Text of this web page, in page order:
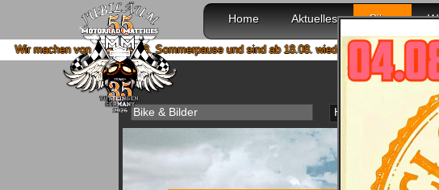
Home Aktuelles Bikes
4. bis 15.08. Sommerpause und sind ab 18.08. wieder mit voller Power für Euch da!
Bike & Bilder Hauptmerkmale